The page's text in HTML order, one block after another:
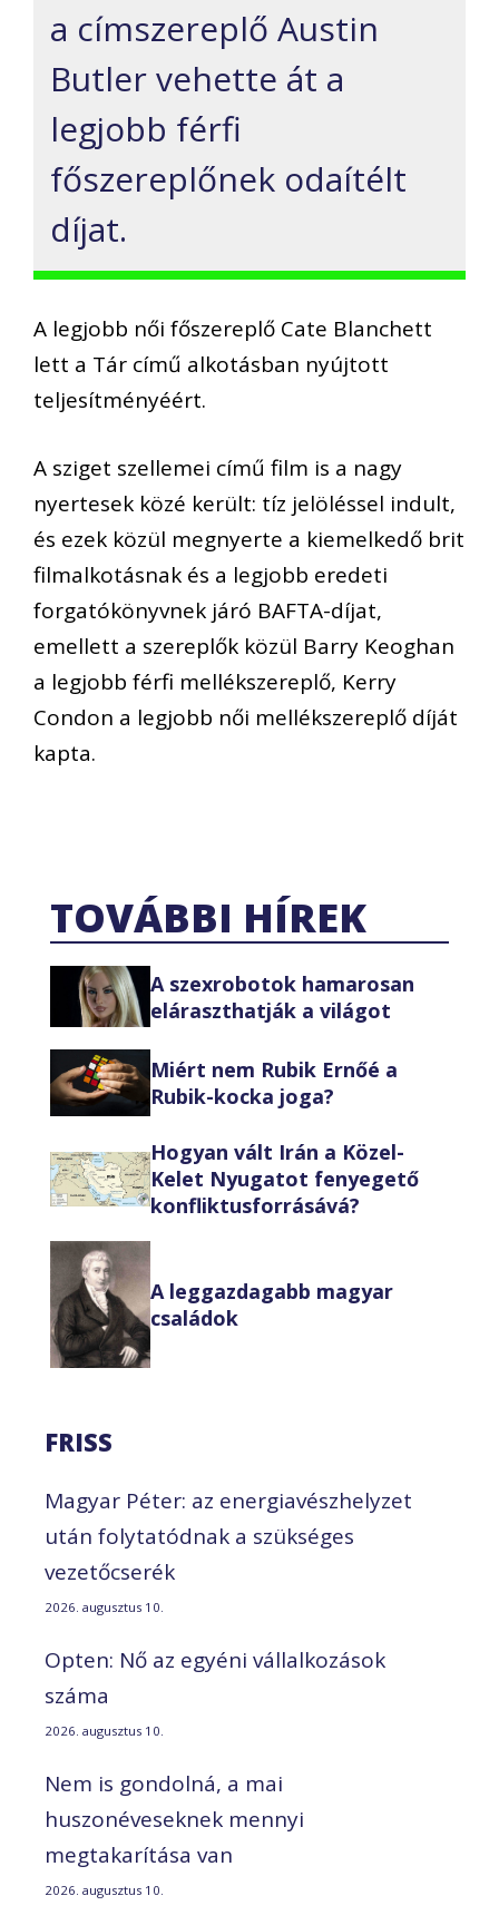
a címszereplő Austin
Butler vehette át a
legjobb férfi
főszereplőnek odaítélt
díjat.
A legjobb női főszereplő Cate Blanchett
lett a Tár című alkotásban nyújtott
teljesítményéért.
A sziget szellemei című film is a nagy
nyertesek közé került: tíz jelöléssel indult,
és ezek közül megnyerte a kiemelkedő brit
filmalkotásnak és a legjobb eredeti
forgatókönyvnek járó BAFTA-díjat,
emellett a szereplők közül Barry Keoghan
a legjobb férfi mellékszereplő, Kerry
Condon a legjobb női mellékszereplő díját
kapta.
TOVÁBBI HÍREK
A szexrobotok hamarosan
eláraszthatják a világot
Miért nem Rubik Ernőé a
Rubik-kocka joga?
Hogyan vált Irán a Közel-
Kelet Nyugatot fenyegető
konfliktusforrásává?
A leggazdagabb magyar
családok
FRISS
Magyar Péter: az energiavészhelyzet
után folytatódnak a szükséges
vezetőcserék
2026. augusztus 10.
Opten: Nő az egyéni vállalkozások
száma
2026. augusztus 10.
Nem is gondolná, a mai
huszonéveseknek mennyi
megtakarítása van
2026. augusztus 10.